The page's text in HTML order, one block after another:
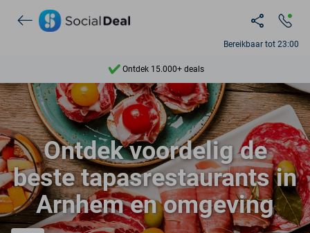
Bereikbaar tot 23:00
Ontdek 15.000+ deals
7 dagen per week beschikbaar
10+ miljoen leden
9,4
Ontdek 15.000+ deals
Ontdek voordelig de
beste tapasrestaurants in
Arnhem en omgeving